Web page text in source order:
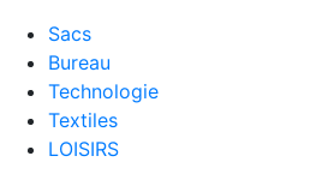
Sacs
Bureau
Technologie
Textiles
LOISIRS